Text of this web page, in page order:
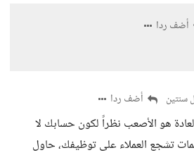
أضف ردا
سنتين أضف ردا
هو الأصعب نظراً لكون حسابك لا
تشجع العملاء على توظيفك، حاول